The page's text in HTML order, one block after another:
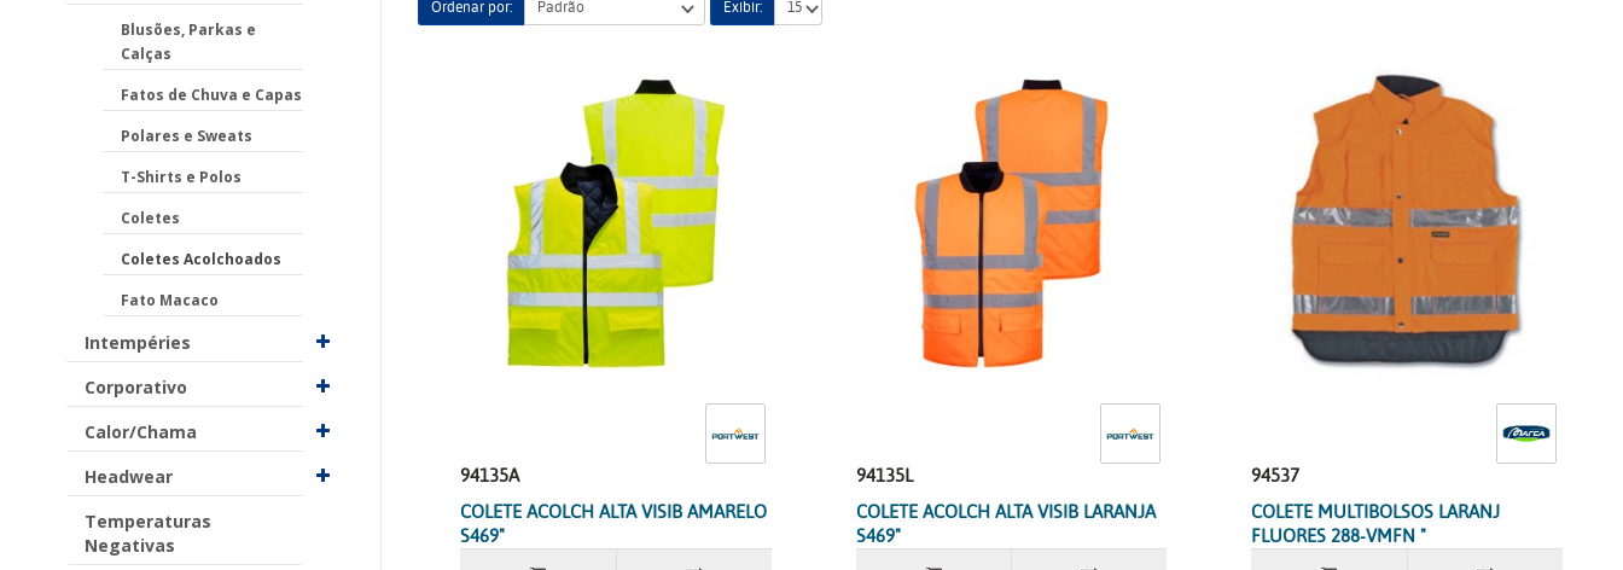
Blusões, Parkas e
Calças
Fatos de Chuva e Capas
Polares e Sweats
T-Shirts e Polos
Coletes
Coletes Acolchoados
Fato Macaco
Intempéries
Corporativo
Calor/Chama
Headwear
Temperaturas
Negativas
Ordenar por:
Exibir:
94135A
COLETE ACOLCH ALTA VISIB AMARELO
S469"
94135L
COLETE ACOLCH ALTA VISIB LARANJA
S469"
94537
COLETE MULTIBOLSOS LARANJ
FLUORES 288-VMFN "